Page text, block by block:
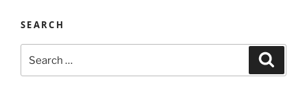
SEARCH
for: